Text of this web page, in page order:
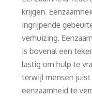
krijgen.
ingrijpende
verhuizing.
is bovenal een
lastig om hulp te
terwijl mensen juist
eenzaamheid te